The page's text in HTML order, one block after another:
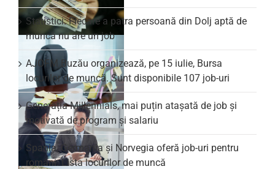
Statistici: Fiecare a patra persoană din Dolj aptă de
muncă nu are un job
AJOFM Buzău organizează, pe 15 iulie, Bursa
locurilor de muncă. Sunt disponibile 107 job-uri
Generația Millennials, mai puțin atașată de job și
motivată de program și salariu
Spania, Germania și Norvegia oferă job-uri pentru
români. Lista locurilor de muncă